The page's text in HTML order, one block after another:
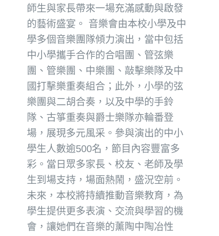
師生與家長帶來一場充滿感動與啟發
的藝術盛宴。 音樂會由本校小學及中
學多個音樂團隊傾力演出，當中包括
中小學攜手合作的合唱團、管弦樂
團、管樂團、中樂團、敲擊樂隊及中
國打擊樂重奏組合；此外，小學的弦
樂團與二胡合奏，以及中學的手鈴
隊、古箏重奏與爵士樂隊亦輪番登
場，展現多元風采。參與演出的中小
學生人數逾500名，節目內容豐富多
彩。當日眾多家長、校友、老師及學
生到場支持，場面熱鬧，盛況空前。
未來，本校將持續推動音樂教育，為
學生提供更多表演、交流與學習的機
會，讓她們在音樂的薰陶中陶冶性